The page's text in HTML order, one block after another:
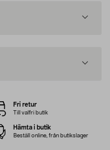
Fri retur
Till valfri butik
Hämta i butik
Beställ online, från butikslager